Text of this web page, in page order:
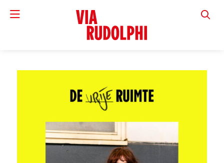
VIA